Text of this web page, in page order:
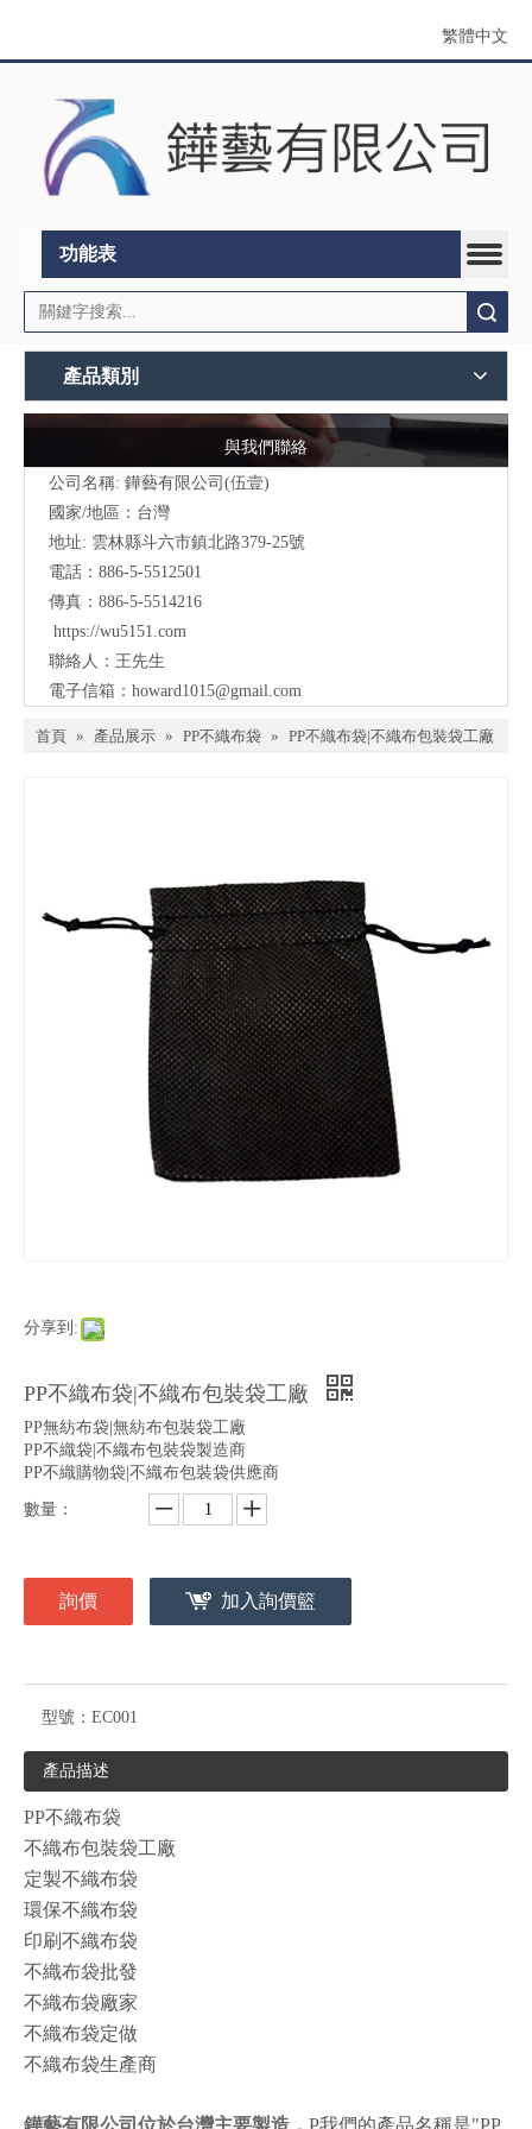
繁體中文
功能表
產品類別
與我們聯絡
公司名稱: 鏵藝有限公司(伍壹)
國家/地區：台灣
地址: 雲林縣斗六市鎮北路379-25號
電話：886-5-5512501
傳真：886-5-5514216
https://wu5151.com
聯絡人：王先生
電子信箱： howard1015@gmail.com
首頁 » 產品展示 » PP不織布袋 » PP不織布袋|不織布包裝袋工廠
分享到:
PP不織布袋|不織布包裝袋工廠
PP無紡布袋|無紡布包裝袋工廠
PP不織袋|不織布包裝袋製造商
PP不織購物袋|不織布包裝袋供應商
數量：
詢價 加入詢價籃
型號： EC001
產品描述
PP不織布袋
不織布包裝袋工廠
定製不織布袋
環保不織布袋
印刷不織布袋
不織布袋批發
不織布袋廠家
不織布袋定做
不織布袋生產商